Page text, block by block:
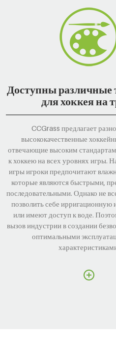
Доступны различные
для хоккея на
CCGrass предлагает
высококачественные
отвечающие высоким
к хоккею на всех уровнях игры.
игры игроки предпочитают
которые являются быстрыми,
последовательными. Однако не
позволить себе ирригационную
или имеют доступ к воде.
вызов индустрии в создании
оптимальными